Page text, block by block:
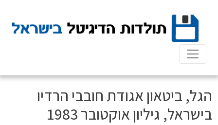
content
הגל, ביטאון אגודת חובבי הרדיו
בישראל, גיליון אוקטובר 1983